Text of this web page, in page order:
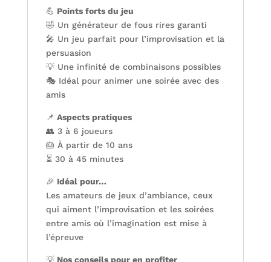
💪 Points forts du jeu
🤣 Un générateur de fous rires garanti
🎤 Un jeu parfait pour l’improvisation et la
persuasion
💡 Une infinité de combinaisons possibles
🎭 Idéal pour animer une soirée avec des
amis
📌 Aspects pratiques
👥 3 à 6 joueurs
🎂 À partir de 10 ans
⏳ 30 à 45 minutes
🎉 Idéal pour…
Les amateurs de jeux d’ambiance, ceux
qui aiment l’improvisation et les soirées
entre amis où l’imagination est mise à
l’épreuve
💡Nos conseils pour en profiter